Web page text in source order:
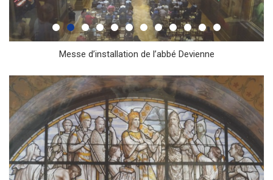
Messe d’installation de l’abbé Devienne